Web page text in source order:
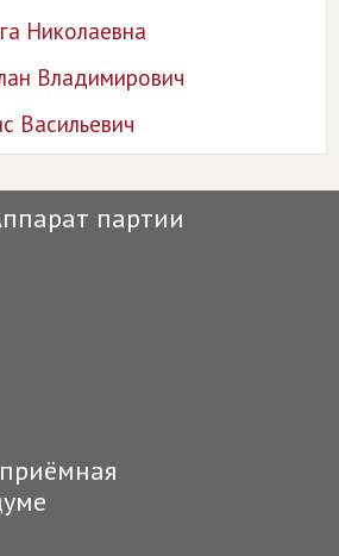
Николаевна
Владимирович
Васильевич
партии